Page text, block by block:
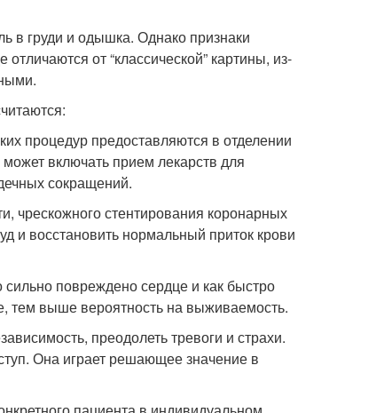
в груди и одышка. Однако признаки
от “классической” картины, из-
процедур предоставляются в отделении
включать прием лекарств для
сокращений.
чрескожного стентирования коронарных
и восстановить нормальный приток крови
повреждено сердце и как быстро
тем выше вероятность на выживаемость.
преодолеть тревоги и страхи.
Она играет решающее значение в